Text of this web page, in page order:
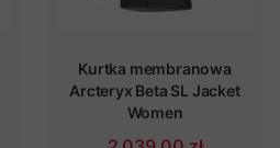
Kurtka membranowa
Arcteryx Beta SL Jacket
Women